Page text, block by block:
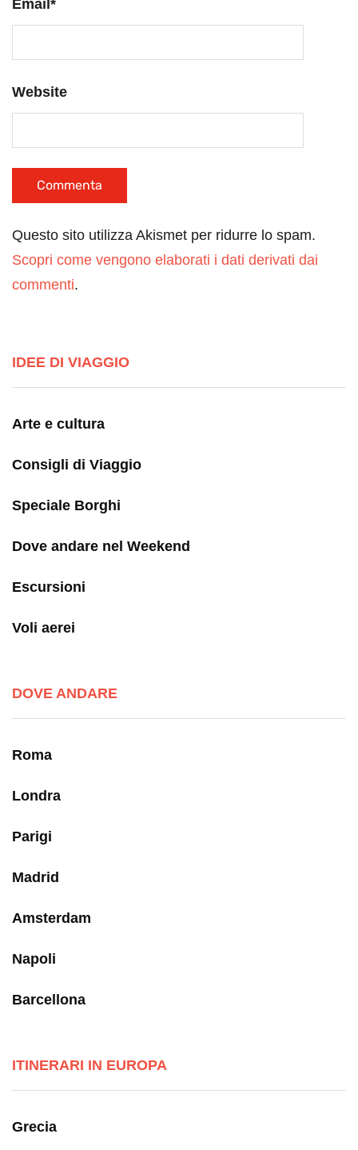
Email *
Website
Questo sito utilizza Akismet per ridurre lo spam.
Scopri come vengono elaborati i dati derivati dai
commenti.
IDEE DI VIAGGIO
Arte e cultura
Consigli di Viaggio
Speciale Borghi
Dove andare nel Weekend
Escursioni
Voli aerei
DOVE ANDARE
Roma
Londra
Parigi
Madrid
Amsterdam
Napoli
Barcellona
ITINERARI IN EUROPA
Grecia